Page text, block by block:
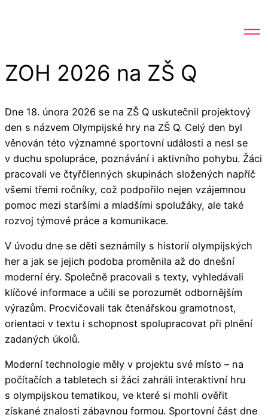
ZOH 2026 na ZŠ Q
Dne 18. února 2026 se na ZŠ Q uskutečnil projektový
den s názvem Olympijské hry na ZŠ Q. Celý den byl
věnován této významné sportovní události a nesl se
v duchu spolupráce, poznávání i aktivního pohybu. Žáci
pracovali ve čtyřčlenných skupinách složených napříč
všemi třemi ročníky, což podpořilo nejen vzájemnou
pomoc mezi staršími a mladšími spolužáky, ale také
rozvoj týmové práce a komunikace.
V úvodu dne se děti seznámily s historií olympijských
her a jak se jejich podoba proměnila až do dnešní
moderní éry. Společně pracovali s texty, vyhledávali
klíčové informace a učili se porozumět odbornějším
výrazům. Procvičovali tak čtenářskou gramotnost,
orientaci v textu i schopnost spolupracovat při plnění
zadaných úkolů.
Moderní technologie měly v projektu své místo – na
počítačích a tabletech si žáci zahráli interaktivní hru
s olympijskou tematikou, ve které si mohli ověřit
získané znalosti zábavnou formou. Sportovní část dne